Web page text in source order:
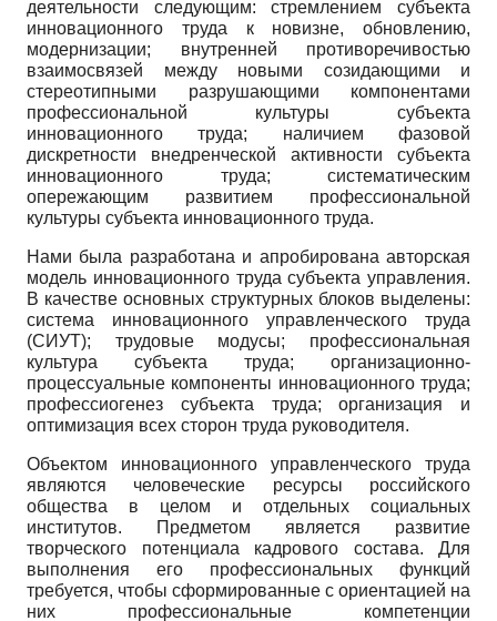
деятельности следующим: стремлением субъекта
инновационного труда к новизне, обновлению,
модернизации; внутренней противоречивостью
взаимосвязей между новыми созидающими и
стереотипными разрушающими компонентами
профессиональной культуры субъекта
инновационного труда; наличием фазовой
дискретности внедренческой активности субъекта
инновационного труда; систематическим
опережающим развитием профессиональной
культуры субъекта инновационного труда.
Нами была разработана и апробирована авторская
модель инновационного труда субъекта управления.
В качестве основных структурных блоков выделены:
система инновационного управленческого труда
(СИУТ); трудовые модусы; профессиональная
культура субъекта труда; организационно-
процессуальные компоненты инновационного труда;
профессиогенез субъекта труда; организация и
оптимизация всех сторон труда руководителя.
Объектом инновационного управленческого труда
являются человеческие ресурсы российского
общества в целом и отдельных социальных
институтов. Предметом является развитие
творческого потенциала кадрового состава. Для
выполнения его профессиональных функций
требуется, чтобы сформированные с ориентацией на
них профессиональные компетенции